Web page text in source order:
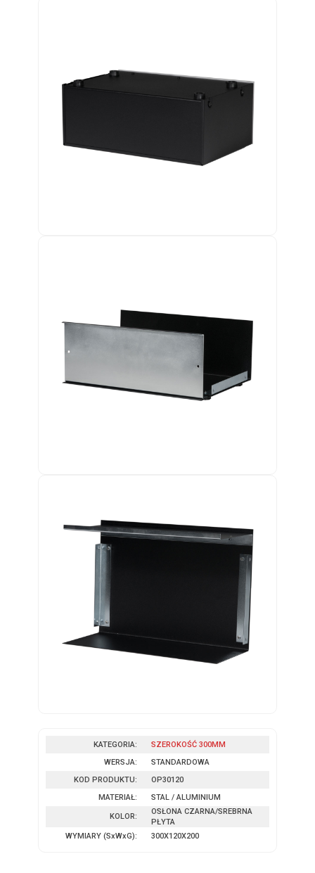
KATEGORIA:
SZEROKOŚĆ 300MM
WERSJA:
STANDARDOWA
KOD PRODUKTU:
OP30120
MATERIAŁ:
STAL / ALUMINIUM
KOLOR:
OSŁONA CZARNA/SREBRNA
PŁYTA
WYMIARY (SxWxG): 300X120X200